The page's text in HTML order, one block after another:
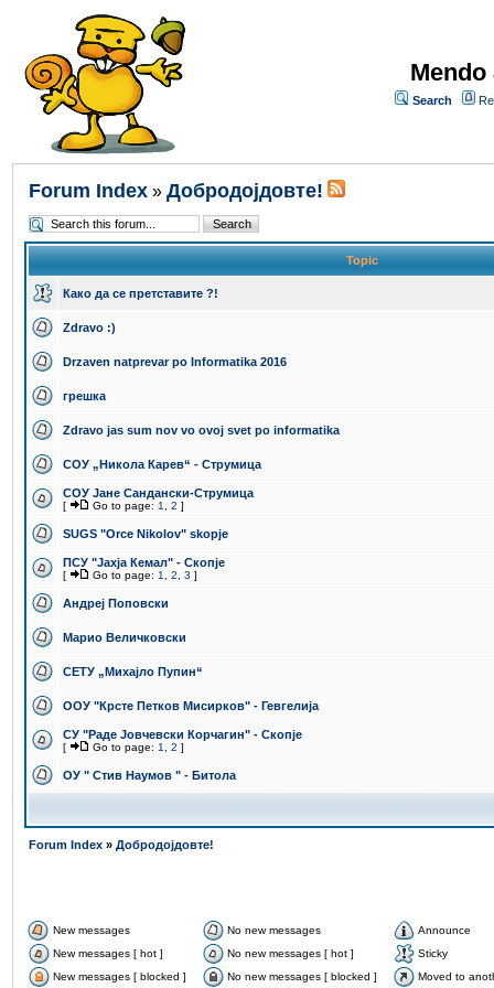
Search
Forum Index » Добродојдовте!
Topic
Како да се претставите ?!
Zdravo :)
Drzaven natprevar po Informatika 2016
грешка
Zdravo jas sum nov vo ovoj svet po informatika
СОУ „Никола Карев“ - Струмица
СОУ Јане Сандански-Струмица
[ Go to page: 1 2 ]
SUGS "Orce Nikolov" skopje
ПCУ "Јахја Кемал" - Скопје
[ Go to page: 1 2 3 ]
Андреј Поповски
Марио Величковски
СЕТУ „Михајло Пупин“
ООУ "Крсте Петков Мисирков" - Гевгелија
СУ "Раде Јовчевски Корчагин" - Скопје
[ Go to page: 1 2 ]
ОУ " Стив Наумов " - Битола
Forum Index » Добродојдовте!
New messages No new messages
Announce
New messages [ hot ]
No new messages [ hot ]
Sticky
New messages [ blocked ]
No new messages [ blocked ] Moved to